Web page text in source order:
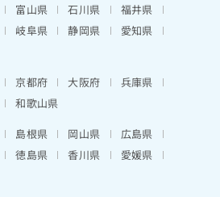
富山県 石川県
福井県
岐阜県 静岡県
愛知県
京都府 大阪府
兵庫県
和歌山県
島根県 岡山県
広島県
徳島県 香川県
愛媛県